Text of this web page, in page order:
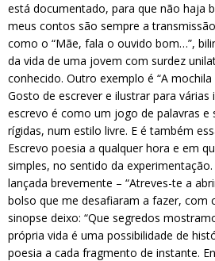
está documentado, para que não haja
meus contos são sempre a
como o “Mãe, fala o ouvido bom…”,
da vida de uma jovem com surdez
conhecido. Outro exemplo é “A
Gosto de escrever e ilustrar para várias
escrevo é como um jogo de palavras e
rígidas, num estilo livre. E é também
Escrevo poesia a qualquer hora e em
simples, no sentido da
lançada brevemente – “Atreves-te a
bolso que me desafiaram a fazer, com
sinopse deixo: “Que segredos
própria vida é uma possibilidade de
poesia a cada fragmento de instante.